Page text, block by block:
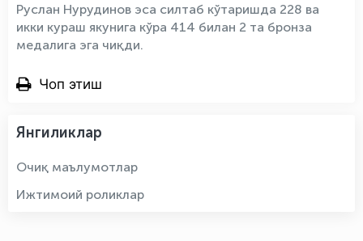
Руслан Нурудинов эса силтаб кўтаришда 228 ва
икки кураш якунига кўра 414 билан 2 та бронза
медалига эга чиқди.
Чоп этиш
Янгиликлар
Очиқ маълумотлар
Ижтимоий роликлар